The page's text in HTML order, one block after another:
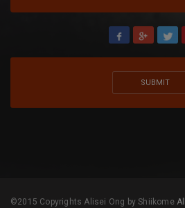
©2015 Copyrights Alisei Ong by Shiikome